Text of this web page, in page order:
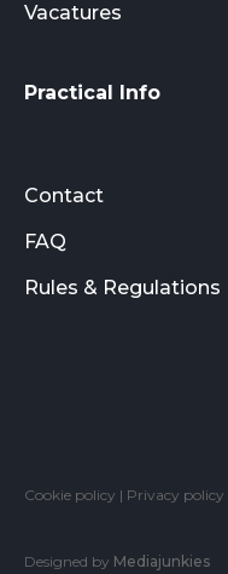
Vacatures
Practical Info
Contact
FAQ
Rules & Regulations
Cookie policy | Privacy policy
Designed by Mediajunkies